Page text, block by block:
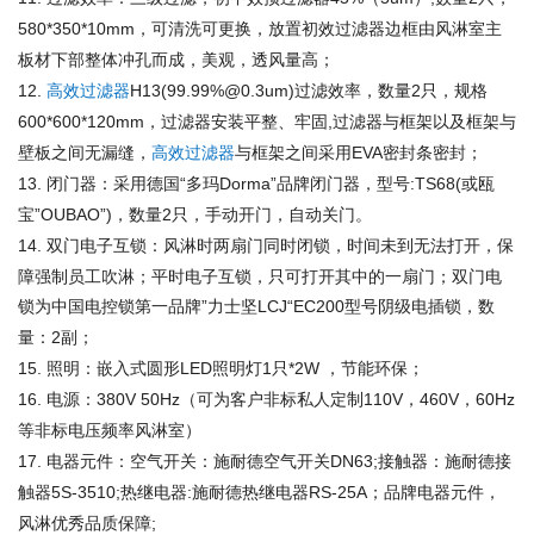
580*350*10mm ，可清洗可更换，放置初效过滤器边框由风淋室主
板材下部整体冲孔而成，美观，透风量高；
12. 高效过滤器H13(99.99%@0.3um)过滤效率，数量2只，规格
600*600*120mm ，过滤器安装平整、牢固 过滤器与框架以及框架与
壁板之间无漏缝， 高效过滤器与框架之间采用EVA密封条密封；
13. 闭门器：采用德国“多玛Dorma”品牌闭门器，型号:TS68(或瓯
宝”OUBAO”) ，数量2只，手动开门，自动关门。
14. 双门电子互锁：风淋时两扇门同时闭锁，时间未到无法打开，保
障强制员工吹淋；平时电子互锁，只可打开其中的一扇门；双门电
锁为中国电控锁第一品牌”力士坚LCJ“EC200型号阴级电插锁，数
量： 2副；
15. 照明：嵌入式圆形LED照明灯1 只*2W ，节能环保；
16. 电源： 380V 50Hz （可为客户非标私人定制110V ， 460V ， 60Hz
等非标电压频率风淋室）
17. 电器元件：空气开关：施耐德空气开关DN63;接触器：施耐德接
触器5S-3510;热继电器:施耐德热继电器RS-25A；品牌电器元件，
风淋优秀品质保障;